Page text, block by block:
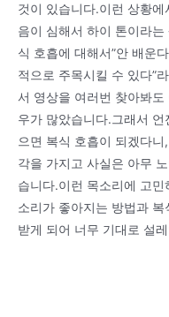
것이 있습니다.이런 상황
음이 심해서 하이 톤이라
식 호흡에 대해서”안 배운
적으로 주목시킬 수 있다”
서 영상을 여러번 찾아봐
우가 많았습니다.그래서
으면 복식 호흡이 되겠다
각을 가지고 사실은 아무
습니다.이런 목소리에 고
소리가 좋아지는 방법과
받게 되어 너무 기대로 설